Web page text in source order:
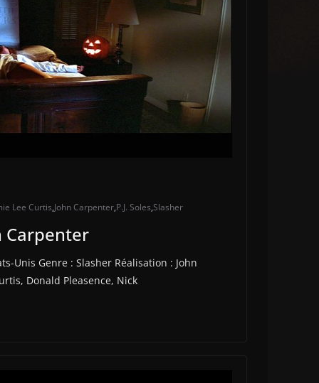
Lee Curtis,John Carpenter,P.J. Soles,Slasher
Carpenter
Unis Genre : Slasher Réalisation : John
Donald Pleasence, Nick